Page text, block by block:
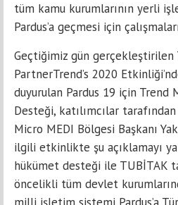
tüm kamu kurumlarının yerli
Pardus’a geçmesi için
Geçtiğimiz gün gerçekleştirilen
PartnerTrend’s 2020
duyurulan Pardus 19 için Trend
Desteği, katılımcılar
Micro MEDI Bölgesi Başkanı
ilgili etkinlikte şu açıklamayı
hükümet desteği ile TUBİTAK
öncelikli tüm devlet